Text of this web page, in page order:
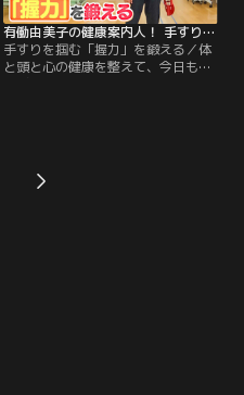
有働由美子の健康案内人！ 手すりを掴む「握力」を鍛える
手すりを掴む「握力」を鍛える／体
と頭と心の健康を整えて、今日もご
す！ 後半は、有働さんの「2分体
操」！たった2分で元気な足腰をめ